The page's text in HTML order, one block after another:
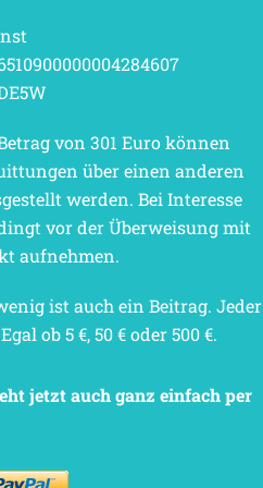
von 301 Euro können
über einen anderen
werden. Bei Interesse
vor der Überweisung mit
aufnehmen.
ist auch ein Beitrag. Jeder
ob 5 €, 50 € oder 500 €.
jetzt auch ganz einfach per